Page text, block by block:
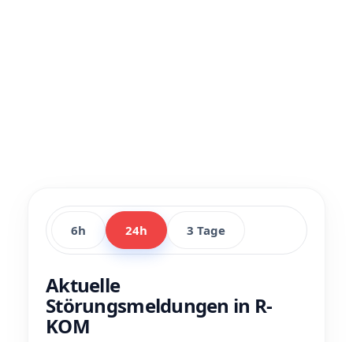
6h 24h 3 Tage
Aktuelle
Störungsmeldungen in R-
KOM